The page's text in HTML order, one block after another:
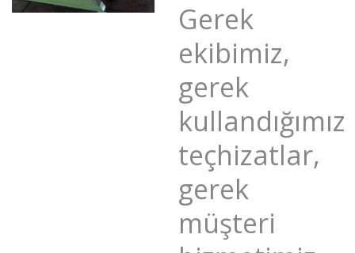
Gerek
ekibimiz,
gerek
kullandığımız
teçhizatlar,
gerek
müşteri